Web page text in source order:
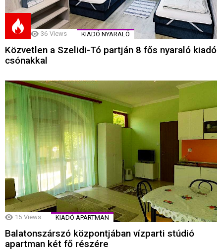
36 Views KIADÓ NYARALÓ
Közvetlen a Szelidi-Tó partján 8 fős nyaraló kiadó
csónakkal
15 Views KIADÓ APARTMAN
Balatonszárszó központjában vízparti stúdió
apartman két fő részére